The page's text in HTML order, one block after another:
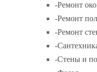
-Ремонт
-Ремонт
-Ремонт
-
-Стены и